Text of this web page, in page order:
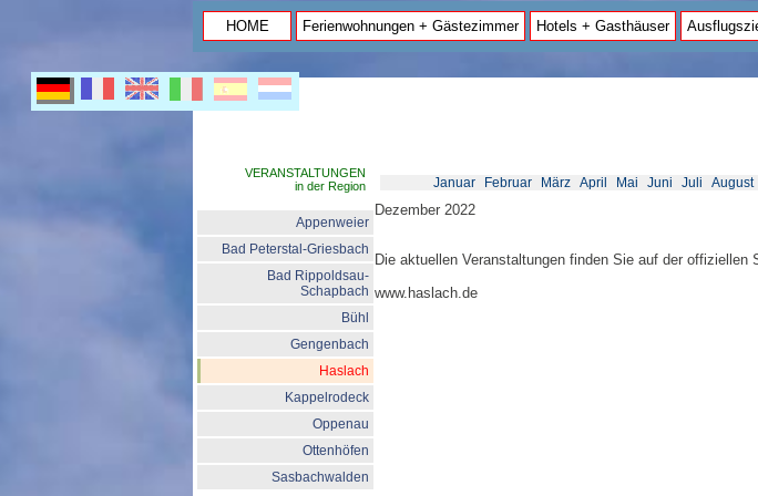
HOME Ferienwohnungen + Gästezimmer Hotels + Gasthäuser
VERANSTALTUNGEN
in der Region
Appenweier
Bad Peterstal-Griesbach
Bad Rippoldsau-
Schapbach
Bühl
Gengenbach
Haslach
Kappelrodeck
Oppenau
Ottenhöfen
Sasbachwalden
Januar Februar März April Mai Juni Juli August
Dezember 2022
Die aktuellen Veranstaltungen finden Sie auf der offiziellen
www.haslach.de